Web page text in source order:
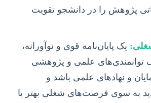
پژوهش را در دانشجو تقویت
شغلی: یک پایان‌نامه قوی و نوآورانه،
توانمندی‌های علمی و پژوهشی
و نهادهای علمی باشد و
به سوی فرصت‌های شغلی بهتر یا